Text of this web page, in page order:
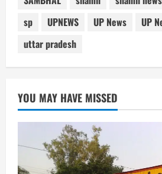
sp
UPNEWS UP News
UP
uttar pradesh
YOU MAY HAVE MISSED